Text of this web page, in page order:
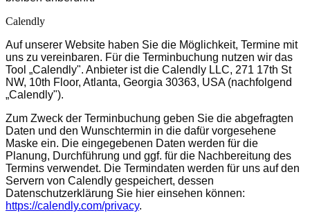
Calendly
Auf unserer Website haben Sie die Möglichkeit, Termine mit
uns zu vereinbaren. Für die Terminbuchung nutzen wir das
Tool „Calendly". Anbieter ist die Calendly LLC, 271 17th St
NW, 10th Floor, Atlanta, Georgia 30363, USA (nachfolgend
„Calendly").
Zum Zweck der Terminbuchung geben Sie die abgefragten
Daten und den Wunschtermin in die dafür vorgesehene
Maske ein. Die eingegebenen Daten werden für die
Planung, Durchführung und ggf. für die Nachbereitung des
Termins verwendet. Die Termindaten werden für uns auf den
Servern von Calendly gespeichert, dessen
Datenschutzerklärung Sie hier einsehen können:
https://calendly.com/privacy.